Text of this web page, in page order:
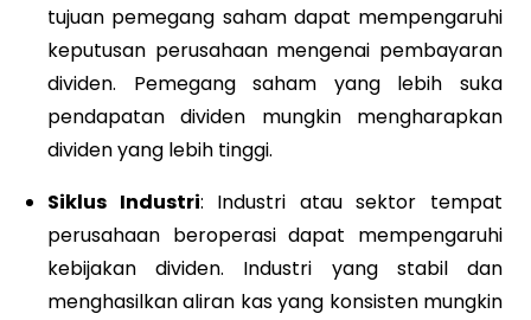
tujuan pemegang saham dapat mempengaruhi
keputusan perusahaan mengenai pembayaran
dividen. Pemegang saham yang lebih suka
pendapatan dividen mungkin mengharapkan
dividen yang lebih tinggi.
Siklus Industri: Industri atau sektor tempat
perusahaan beroperasi dapat mempengaruhi
kebijakan dividen. Industri yang stabil dan
menghasilkan aliran kas yang konsisten mungkin